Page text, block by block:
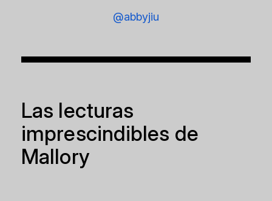
@abbyjiu
Las lecturas
imprescindibles de
Mallory